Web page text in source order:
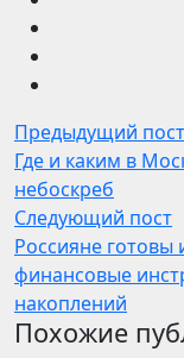
Предыдущий пост
Где и каким в
небоскреб
Следующий пост
Россияне готовы
финансовые
накоплений
Похожие